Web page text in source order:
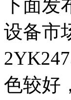
下面
设备市
色较好